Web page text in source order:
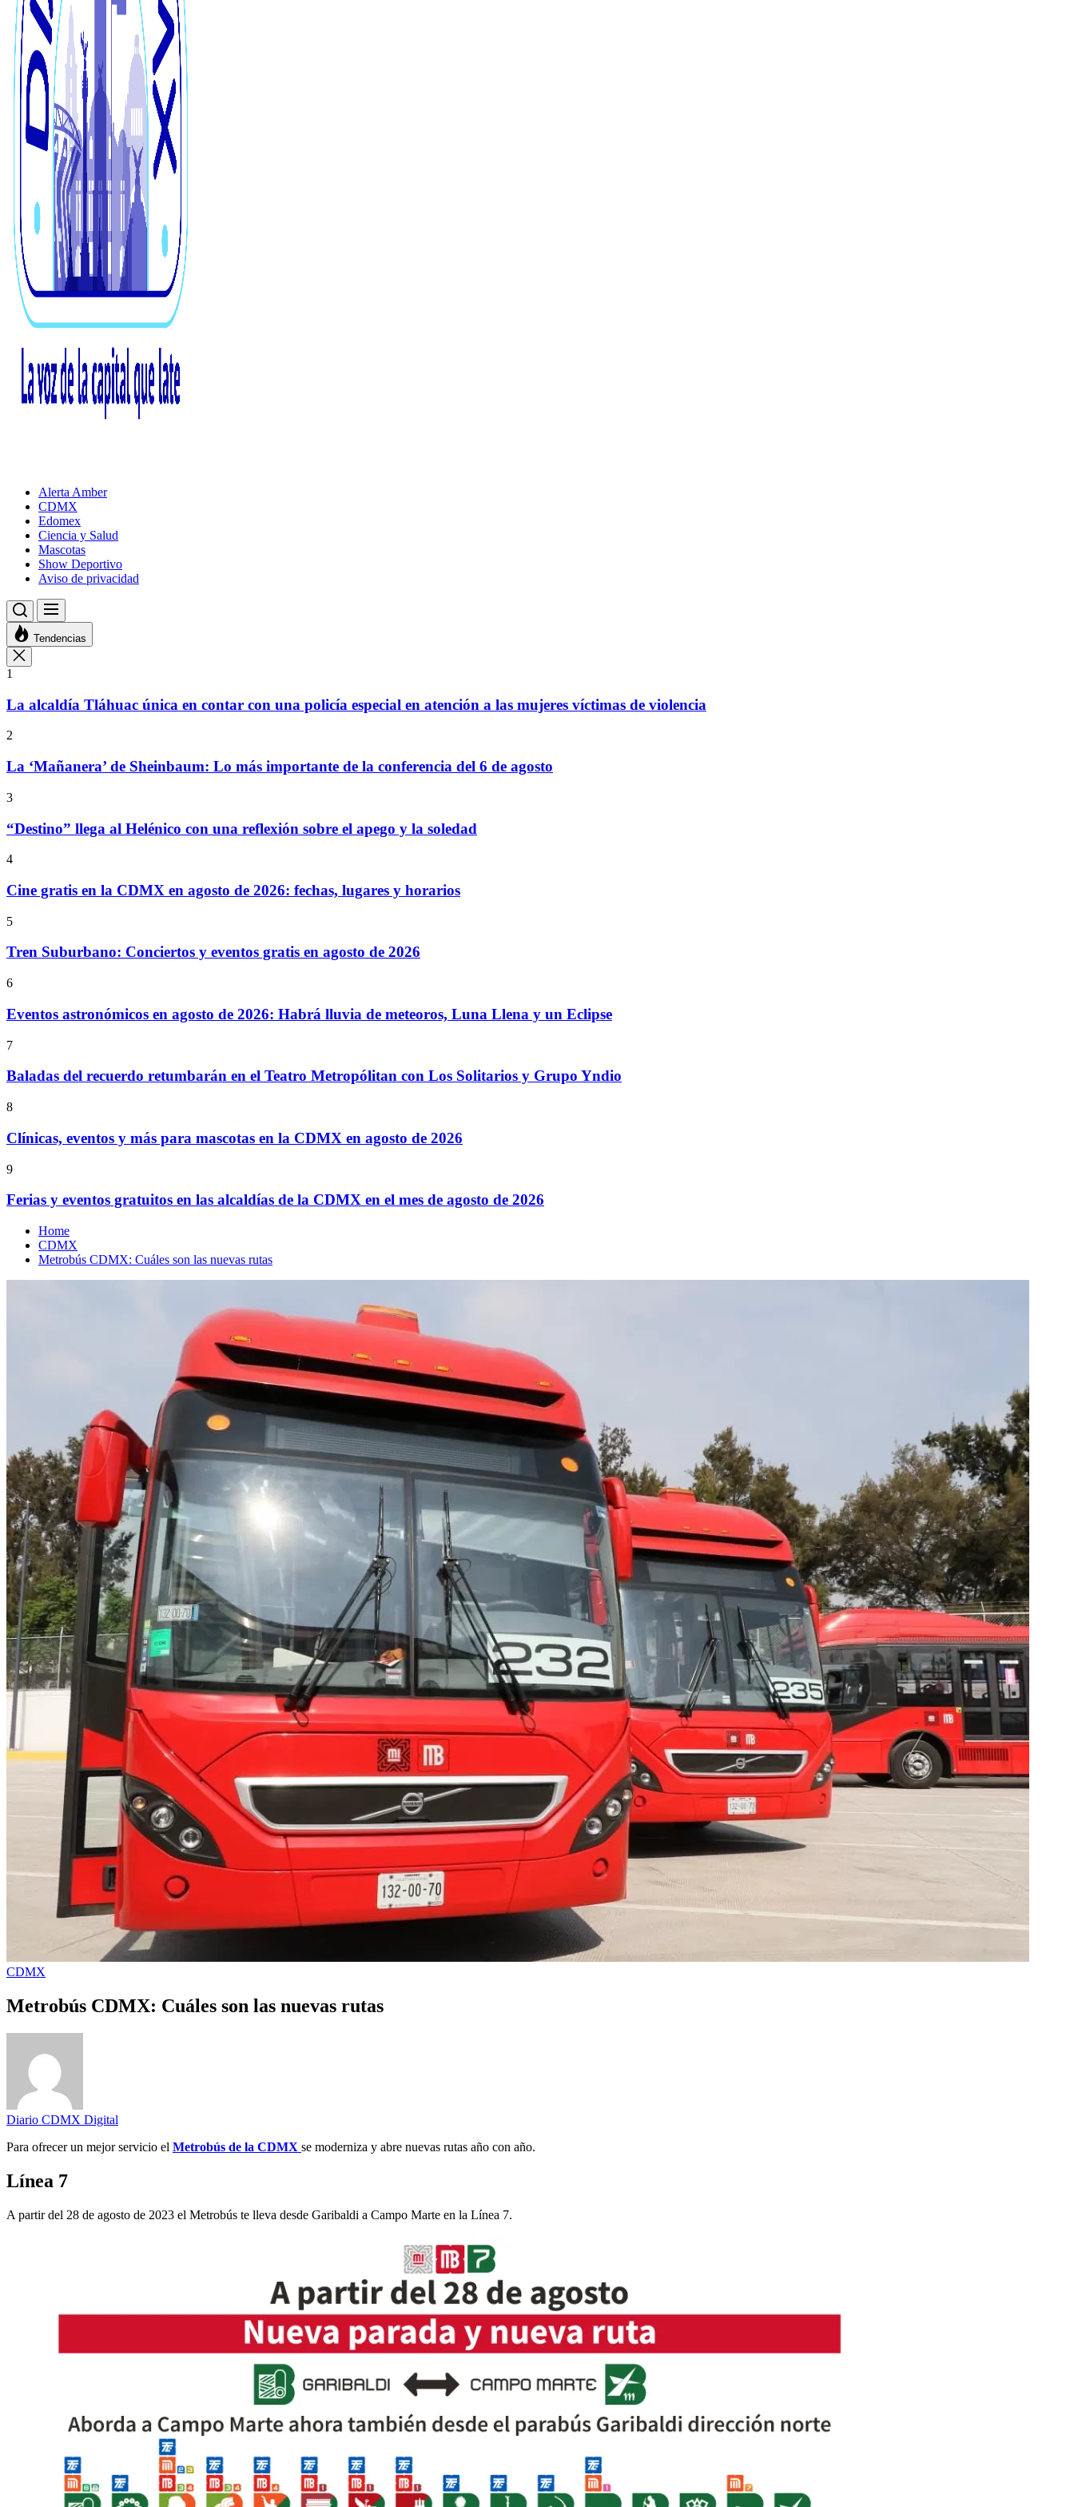
Alerta Amber
CDMX
Edomex
Ciencia y Salud
Mascotas
Show Deportivo
Aviso de privacidad
Tendencias
1
La alcaldía Tláhuac única en contar con una policía especial en atención a las mujeres víctimas de violencia
2
La ‘Mañanera’ de Sheinbaum: Lo más importante de la conferencia del 6 de agosto
3
“Destino” llega al Helénico con una reflexión sobre el apego y la soledad
4
Cine gratis en la CDMX en agosto de 2026: fechas, lugares y horarios
5
Tren Suburbano: Conciertos y eventos gratis en agosto de 2026
6
Eventos astronómicos en agosto de 2026: Habrá lluvia de meteoros, Luna Llena y un Eclipse
7
Baladas del recuerdo retumbarán en el Teatro Metropólitan con Los Solitarios y Grupo Yndio
8
Clínicas, eventos y más para mascotas en la CDMX en agosto de 2026
9
Ferias y eventos gratuitos en las alcaldías de la CDMX en el mes de agosto de 2026
Home
CDMX
Metrobús CDMX: Cuáles son las nuevas rutas
CDMX
Metrobús CDMX: Cuáles son las nuevas rutas
Diario CDMX Digital
Para ofrecer un mejor servicio el Metrobús de la CDMX se moderniza y abre nuevas rutas año con año.
Línea 7
A partir del 28 de agosto de 2023 el Metrobús te lleva desde Garibaldi a Campo Marte en la Línea 7.